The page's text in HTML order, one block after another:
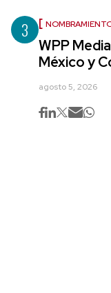
3
WPP
México y
agosto 5, 2026